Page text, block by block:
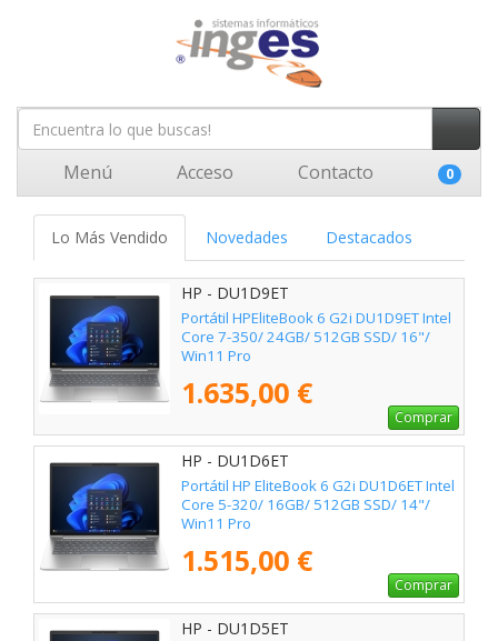
Menú Acceso Contacto 0
Lo Más Vendido Novedades Destacados
HP - DU1D9ET
Portátil HPEliteBook 6 G2i DU1D9ET Intel
Core 7-350/ 24GB/ 512GB SSD/ 16"/
Win11 Pro
1.635,00 €
Comprar
HP - DU1D6ET
Portátil HP EliteBook 6 G2i DU1D6ET Intel
Core 5-320/ 16GB/ 512GB SSD/ 14"/
Win11 Pro
1.515,00 €
Comprar
HP - DU1D5ET